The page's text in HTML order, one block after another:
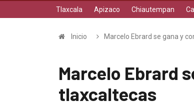
Tlaxcala Apizaco Chiautempan
Inicio Marcelo Ebrard se gana y
Marcelo Ebrard
tlaxcaltecas